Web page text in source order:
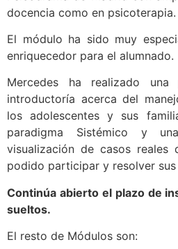
docencia como en psicoterapia.
El módulo ha sido muy
enriquecedor para el alumnado.
Mercedes ha realizado
introductoría acerca del
los adolescentes y sus
paradigma Sistémico y
visualización de casos reales
podido participar y resolver sus
Continúa abierto el plazo de
sueltos.
El resto de Módulos son: